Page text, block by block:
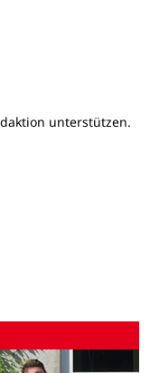
unterstützen.